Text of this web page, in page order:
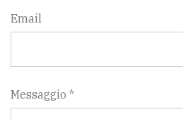
Email
Messaggio *